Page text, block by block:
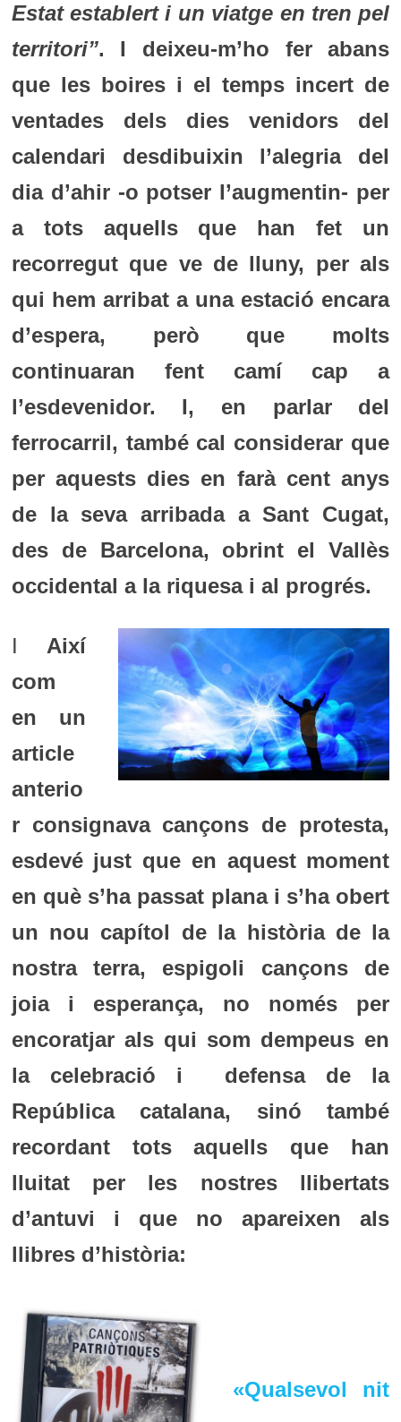
Estat establert i un viatge en tren pel
territori”. I deixeu-m’ho fer abans
que les boires i el temps incert de
ventades dels dies venidors del
calendari desdibuixin l’alegria del
dia d’ahir -o potser l’augmentin- per
a tots aquells que han fet un
recorregut que ve de lluny, per als
qui hem arribat a una estació encara
d’espera, però que molts
continuaran fent camí cap a
l’esdevenidor. I, en parlar del
ferrocarril, també cal considerar que
per aquests dies en farà cent anys
de la seva arribada a Sant Cugat,
des de Barcelona, obrint el Vallès
occidental a la riquesa i al progrés.
IAixí
com
en un
article
anterio
r consignava cançons de protesta,
esdevé just que en aquest moment
en què s’ha passat plana i s’ha obert
un nou capítol de la història de la
nostra terra, espigoli cançons de
joia i esperança, no només per
encoratjar als qui som dempeus en
la celebració i defensa de la
República catalana, sinó també
recordant tots aquells que han
lluitat per les nostres llibertats
d’antuvi i que no apareixen als
llibres d’història:
«Qualsevol nit